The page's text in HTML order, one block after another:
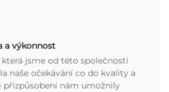
a výkonnost
která jsme od této společnosti
naše očekávání co do kvality a
přizpůsobení nám umožnily